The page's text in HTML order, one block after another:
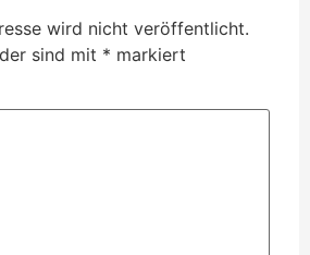
wird nicht veröffentlicht.
sind mit * markiert